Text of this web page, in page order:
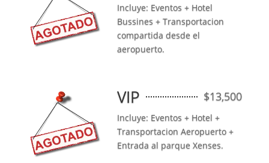
Incluye: Eventos + Hotel
Bussines + Transportacion
compartida desde el
aeropuerto.
VIP $13,500
Incluye: Eventos + Hotel +
Transportacion Aeropuerto +
Entrada al parque Xenses.